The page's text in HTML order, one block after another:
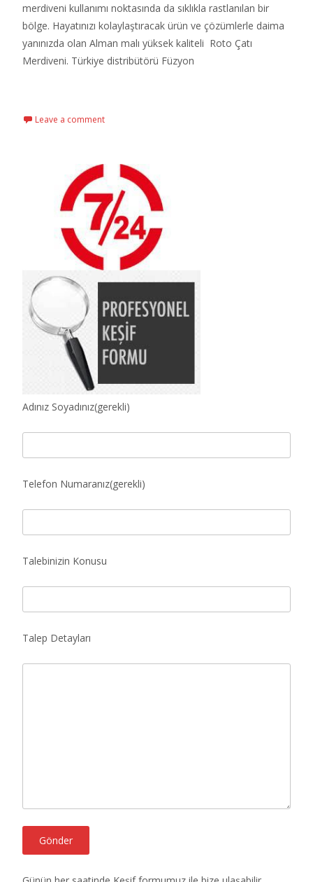
merdiveni kullanımı noktasında da sıklıkla rastlanılan bir
bölge. Hayatınızı kolaylaştıracak ürün ve çözümlerle daima
yanınızda olan Alman malı yüksek kaliteli Roto Çatı
Merdiveni. Türkiye distribütörü Füzyon
Leave a comment
Adınız Soyadınız(gerekli)
Telefon Numaranız(gerekli)
Talebinizin Konusu
Talep Detayları